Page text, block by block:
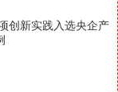
创新实践入选央企产